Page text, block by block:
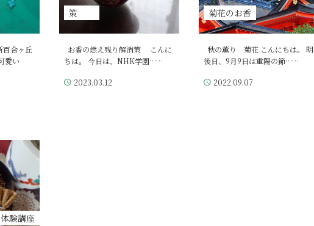
百合ヶ丘
愛い
策
お香の燃え残り解消策 こんに
ちは。 今日は、NHK学園……
2023.03.12
菊花のお香
秋の薫り 菊花 こんにちは。 明
後日、9月9日は重陽の節……
2022.09.07
験講座